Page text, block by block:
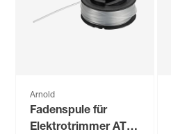
Arnold
Fadenspule für
Elektrotrimmer AT